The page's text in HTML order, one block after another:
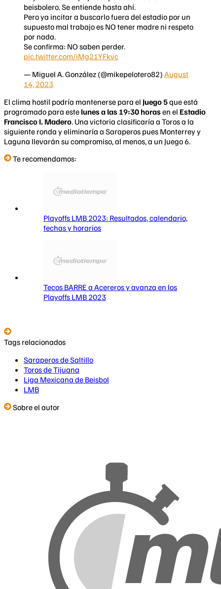
beisbolero. Se entiende hasta ahí.
Pero ya incitar a buscarlo fuera del estadio por un
supuesto mal trabajo es NO tener madre ni respeto
por nada.
Se confirma: NO saben perder.
pic.twitter.com/iMg21YFkvc
— Miguel A. González (@mikepelotero82) August
14, 2023
El clima hostil podría mantenerse para el Juego 5que está
programado para este lunes a las 19:30 horasen el Estadio
Francisco I. Madero. Una victoria clasificaría a Toros a la
siguiente ronda y eliminaría a Saraperos pues Monterrey y
Laguna llevarán su compromiso, al menos, a un Juego 6.
Te recomendamos:
Playoffs LMB 2023: Resultados, calendario,
fechas y horarios
Tecos BARRE a Acereros y avanza en los
Playoffs LMB 2023
Tags relacionados
Saraperos de Saltillo
Toros de Tijuana
Liga Mexicana de Beisbol
LMB
Sobre el autor